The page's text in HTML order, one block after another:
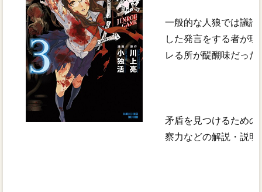
一般的な人狼では議
した発言をする者が
レる所が醍醐味だった
矛盾を見つけるため
察力などの解説・説